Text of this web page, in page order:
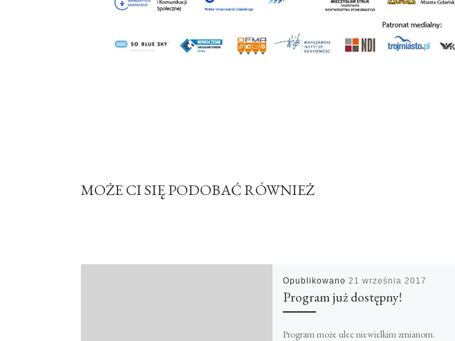
MOŻE CI SIĘ PODOBAĆ RÓWNIEŻ
Opublikowano 21 września 2017
Program już dostępny!
Program może ulec niewielkim zmianom.